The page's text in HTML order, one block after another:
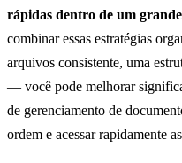
rápidas dentro de um
combinar essas estratégias
arquivos consistente, uma
— você pode melhorar
de gerenciamento de
ordem e acessar rapidamente